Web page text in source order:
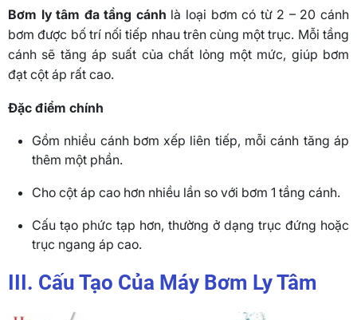
Bơm ly tâm đa tầng cánh là loại bơm có từ 2 – 20 cánh
bơm được bố trí nối tiếp nhau trên cùng một trục. Mỗi tầng
cánh sẽ tăng áp suất của chất lỏng một mức, giúp bơm
đạt cột áp rất cao.
Đặc điểm chính
Gồm nhiều cánh bơm xếp liên tiếp, mỗi cánh tăng áp
thêm một phần.
Cho cột áp cao hơn nhiều lần so với bơm 1 tầng cánh.
Cấu tạo phức tạp hơn, thường ở dạng trục đứng hoặc
trục ngang áp cao.
III. Cấu Tạo Của Máy Bơm Ly Tâm